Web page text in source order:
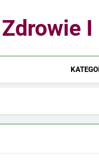
Zdrowie I